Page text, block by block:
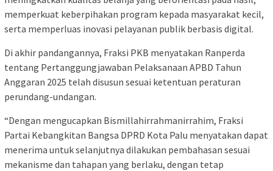
memperkuat keberpihakan program kepada masyarakat kecil,
serta memperluas inovasi pelayanan publik berbasis digital.
Di akhir pandangannya, Fraksi PKB menyatakan Ranperda
tentang Pertanggungjawaban Pelaksanaan APBD Tahun
Anggaran 2025 telah disusun sesuai ketentuan peraturan
perundang-undangan.
“Dengan mengucapkan Bismillahirrahmanirrahim, Fraksi
Partai Kebangkitan Bangsa DPRD Kota Palu menyatakan dapat
menerima untuk selanjutnya dilakukan pembahasan sesuai
mekanisme dan tahapan yang berlaku, dengan tetap